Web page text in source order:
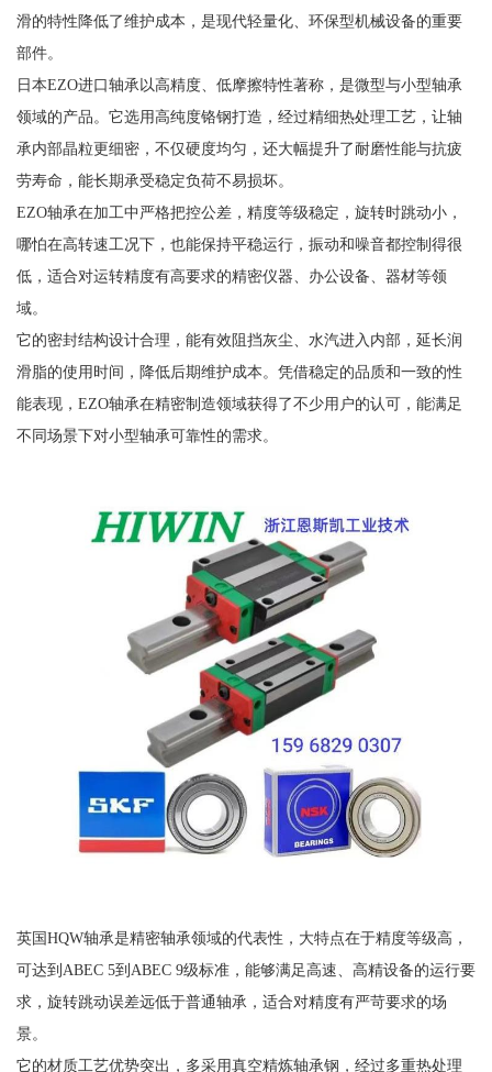
滑的特性降低了维护成本，是现代轻量化、环保型机械设备的重要
部件。
日本EZO进口轴承以高精度、低摩擦特性著称，是微型与小型轴承
领域的产品。它选用高纯度铬钢打造，经过精细热处理工艺，让轴
承内部晶粒更细密，不仅硬度均匀，还大幅提升了耐磨性能与抗疲
劳寿命，能长期承受稳定负荷不易损坏。
EZO轴承在加工中严格把控公差，精度等级稳定，旋转时跳动小，
哪怕在高转速工况下，也能保持平稳运行，振动和噪音都控制得很
低，适合对运转精度有高要求的精密仪器、办公设备、器材等领
域。
它的密封结构设计合理，能有效阻挡灰尘、水汽进入内部，延长润
滑脂的使用时间，降低后期维护成本。凭借稳定的品质和一致的性
能表现，EZO轴承在精密制造领域获得了不少用户的认可，能满足
不同场景下对小型轴承可靠性的需求。
英国HQW轴承是精密轴承领域的代表性，大特点在于精度等级高，
可达到ABEC 5到ABEC 9级标准，能够满足高速、高精设备的运行要
求，旋转跳动误差远低于普通轴承，适合对精度有严苛要求的场
景。
它的材质工艺优势突出，多采用真空精炼轴承钢，经过多重热处理